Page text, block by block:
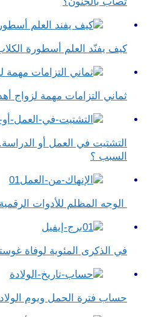
كيف يفنّد العلم أسطورة
ثماني التزامات مهمة لزواج
التشتيت في العمل أو
السبب ؟
الوجه المظلم للأدوات
في الذكرى المئوية لوفاة
حساب فترة الحمل ويوم